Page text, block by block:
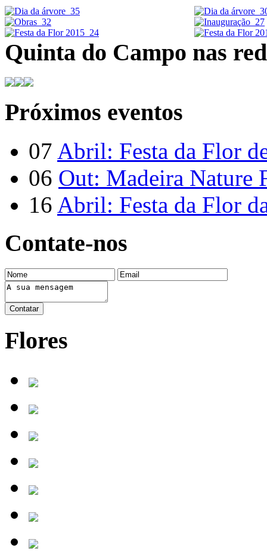
Quinta do Campo nas
Próximos eventos
07 Abril: Festa da Flor
06 Out: Madeira Nature
16 Abril: Festa da Flor
Contate-nos
Flores